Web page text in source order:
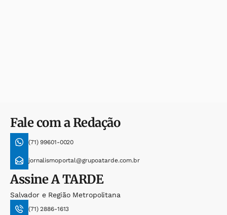
Fale com a Redação
(71) 99601-0020
jornalismoportal@grupoatarde.com.br
AssineA TARDE
Salvador e Região Metropolitana
(71) 2886-1613